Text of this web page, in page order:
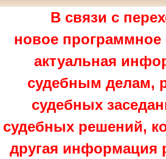
В связи с
новое программное
актуальная
судебным делам,
судебных
судебных решений,
другая информация